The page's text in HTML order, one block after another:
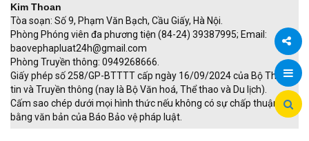
Chia
Kim Thoan
Tòa soạn: Số 9, Phạm Văn Bạch, Cầu Giấy, Hà Nội.
Phòng Phóng viên đa phương tiện (84-24) 39387995; Email:
baovephapluat24h@gmail.com
Phòng Truyền thông: 0949268666.
Giấy phép số 258/GP-BTTTT cấp ngày 16/09/2024 của Bộ Thông
tin và Truyền thông (nay là Bộ Văn hoá, Thể thao và Du lịch).
Cấm sao chép dưới mọi hình thức nếu không có sự chấp thuận
bằng văn bản của Báo Bảo vệ pháp luật.